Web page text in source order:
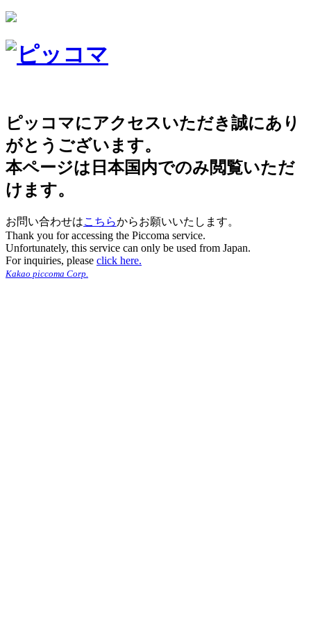
ピッコマにアクセスいただき誠にあり
がとうございます。
本ページは日本国内でのみ閲覧いただ
けます。
お問い合わせはこちらからお願いいたします。
Thank you for accessing the Piccoma service.
Unfortunately, this service can only be used from Japan.
For inquiries, please click here.
Kakao piccoma Corp.